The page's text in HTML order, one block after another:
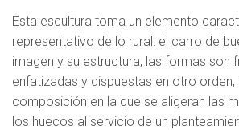
Esta escultura toma un elemento
representativo de lo rural: el carro de
imagen y su estructura, las formas son
enfatizadas y dispuestas en otro
composición en la que se aligeran las
los huecos al servicio de un